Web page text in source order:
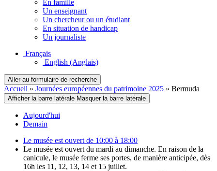
En famille
Un enseignant
Un chercheur ou un étudiant
En situation de handicap
Un journaliste
Français
English (Anglais)
Aller au formulaire de recherche
Accueil » Journées européennes du patrimoine 2025 » Bermuda
Afficher la barre latérale Masquer la barre latérale
Aujourd'hui
Demain
Le musée est ouvert de 10:00 à 18:00
Le musée est ouvert du mardi au dimanche. En raison de la
canicule, le musée ferme ses portes, de manière anticipée, dès
16h les 11, 12, 13, 14 et 15 juillet.